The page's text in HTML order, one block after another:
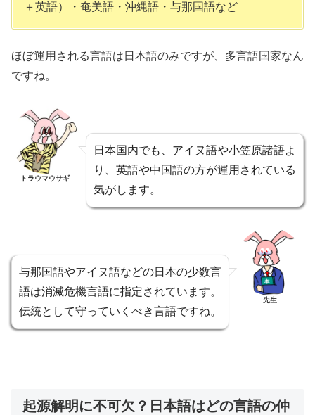
＋英語）・奄美語・沖縄語・与那国語など
ほぼ運用される言語は日本語のみですが、多言語国家なん
ですね。
トラウマウサギ
日本国内でも、アイヌ語や小笠原諸語よ
り、英語や中国語の方が運用されている
気がします。
与那国語やアイヌ語などの日本の少数言
語は消滅危機言語に指定されています。
伝統として守っていくべき言語ですね。
先生
起源解明に不可欠？日本語はどの言語の仲